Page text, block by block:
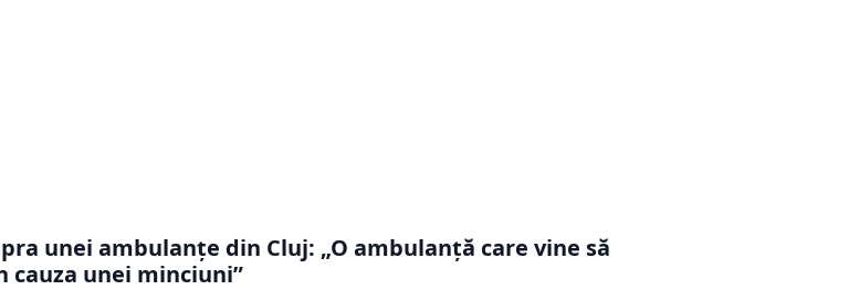
unei ambulanțe din Cluj: „O ambulanță care vine să
cauza unei minciuni”